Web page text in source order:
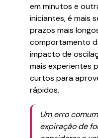
em minutos e
iniciantes, é mais
prazos mais
comportamento
impacto de
mais experientes
curtos para
rápidos.
Um erro
expiração de